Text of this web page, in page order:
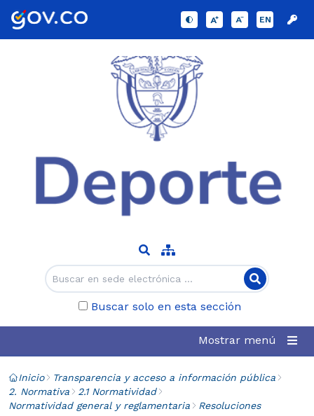
EN
Buscar solo en esta sección
Mostrar menú
Inicio
Transparencia y acceso a información pública
2. Normativa
2.1 Normatividad
Normatividad general y reglamentaria
Resoluciones